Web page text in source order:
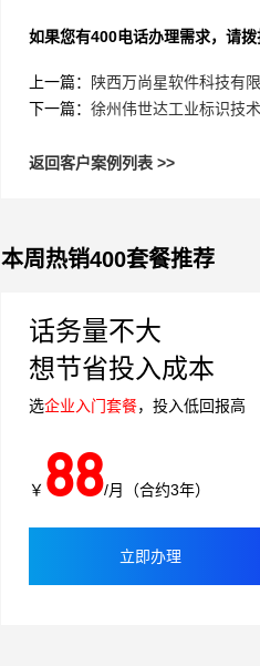
如果您有400电话办理需求，请
上一篇：
陕西万尚星软件科技有
下一篇： 徐州伟世达工业标识技
返回客户案例列表 >>
本周热销400套餐推荐
话务量不大
想节省投入成本
选企业入门套餐，投入低回报高
￥ 88/月（合约3年）
立即办理